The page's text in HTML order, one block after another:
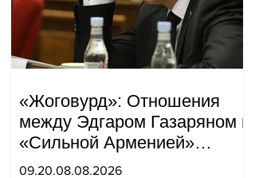
«Жоговурд»: Отношения
между Эдгаром Газаряном и
«Сильной Арменией»
обострились.
09.20.08.08.2026